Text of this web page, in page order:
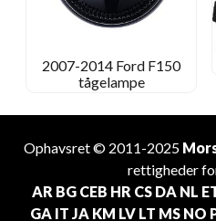
2007-2014 Ford F150
tågelampe
Ophavsret © 2011-2025
rettigheder
AR BG CEB HR CS DA NL
GA IT JA KM LV LT MS NO